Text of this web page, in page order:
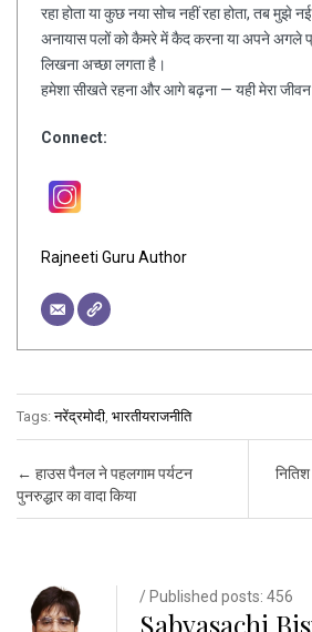
रहा होता या कुछ नया सोच नहीं रहा होता, तब मुझे
अनायास पलों को कैमरे में कैद करना या अपने अगले
लिखना अच्छा लगता है।
हमेशा सीखते रहना और आगे बढ़ना — यही मेरा
Connect:
Rajneeti Guru Author
Tags:नरेंद्रमोदी भारतीयराजनीति
Post navigation
← हाउस पैनल ने पहलगाम पर्यटन
पुनरुद्धार का वादा किया
/ Published posts: 456
Sabyasachi